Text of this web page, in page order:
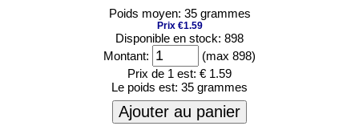
Poids moyen: 35 grammes
Prix €1.59
Disponible en stock: 898
Montant:
(max 898)
Prix de 1 est: € 1.59
Le poids est: 35 grammes
Ajouter au panier